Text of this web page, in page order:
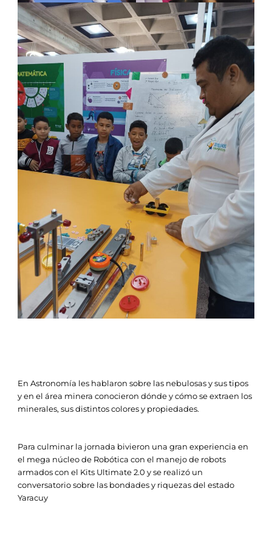
En Astronomía les hablaron sobre las nebulosas y sus tipos
y en el área minera conocieron dónde y cómo se extraen los
minerales, sus distintos colores y propiedades.
Para culminar la jornada bivieron una gran experiencia en
el mega núcleo de Robótica con el manejo de robots
armados con el Kits Ultimate 2.0 y se realizó un
conversatorio sobre las bondades y riquezas del estado
Yaracuy